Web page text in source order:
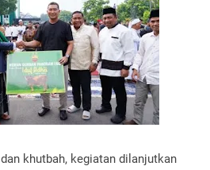
khutbah, kegiatan dilanjutkan